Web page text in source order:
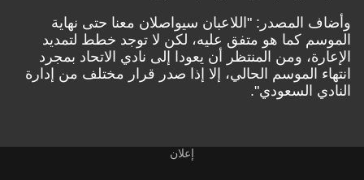
وأضاف المصدر: "اللاعبان سيواصلان معنا حتى نهاية
الموسم كما هو متفق عليه، لكن لا توجد خطط لتمديد
الإعارة، ومن المنتظر أن يعودا إلى نادي الاتحاد بمجرد
انتهاء الموسم الحالي، إلا إذا صدر قرار مختلف من إدارة
النادي السعودي".
إعلان